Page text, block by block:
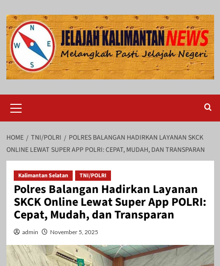
to
content
Menu
HOME TNI/POLRI
POLRES BALANGAN HADIRKAN LAYANAN SKCK
ONLINE LEWAT SUPER APP POLRI: CEPAT, MUDAH, DAN TRANSPARAN
Kalimantan Selatan TNI/POLRI
Polres Balangan Hadirkan Layanan
SKCK Online Lewat Super App POLRI:
Cepat, Mudah, dan Transparan
admin November 5, 2025